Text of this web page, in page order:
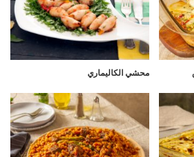
محشي الكاليماري